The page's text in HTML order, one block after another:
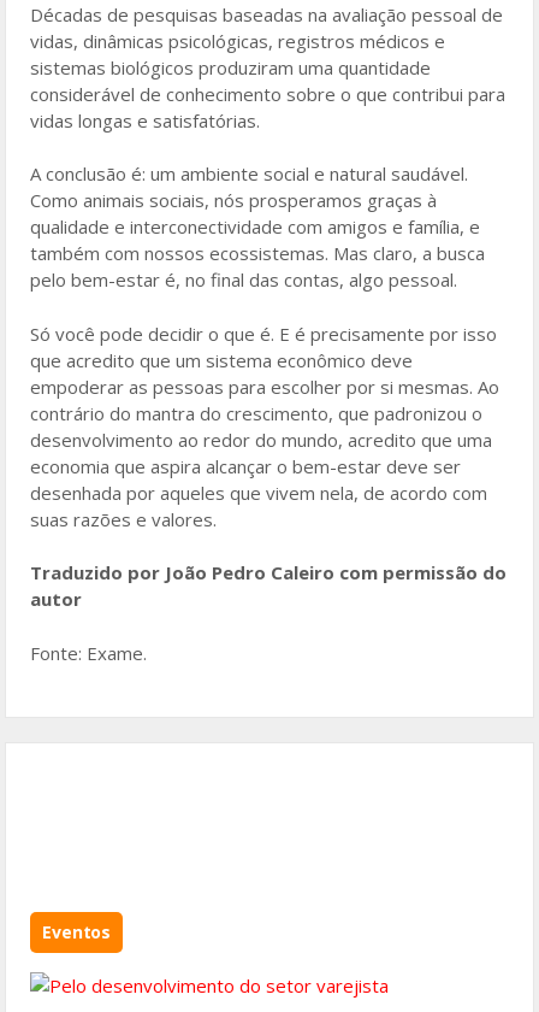
Décadas de pesquisas baseadas na avaliação pessoal de
vidas, dinâmicas psicológicas, registros médicos e
sistemas biológicos produziram uma quantidade
considerável de conhecimento sobre o que contribui para
vidas longas e satisfatórias.
A conclusão é: um ambiente social e natural saudável.
Como animais sociais, nós prosperamos graças à
qualidade e interconectividade com amigos e família, e
também com nossos ecossistemas. Mas claro, a busca
pelo bem-estar é, no final das contas, algo pessoal.
Só você pode decidir o que é. E é precisamente por isso
que acredito que um sistema econômico deve
empoderar as pessoas para escolher por si mesmas. Ao
contrário do mantra do crescimento, que padronizou o
desenvolvimento ao redor do mundo, acredito que uma
economia que aspira alcançar o bem-estar deve ser
desenhada por aqueles que vivem nela, de acordo com
suas razões e valores.
Traduzido por João Pedro Caleiro com permissão do
autor
Fonte: Exame.
Eventos